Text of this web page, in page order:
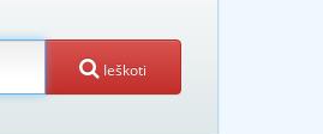
Ieškoti